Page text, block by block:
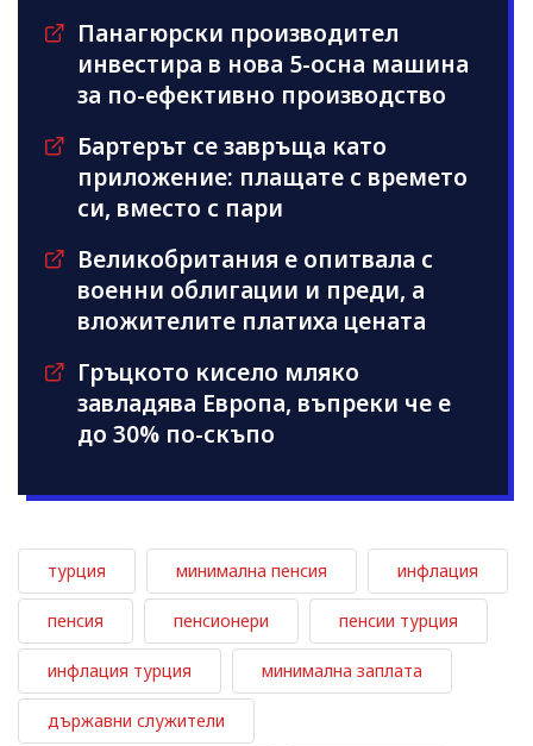
Панагюрски производител
инвестира в нова 5-осна машина
за по-ефективно производство
Бартерът се завръща като
приложение: плащате с времето
си, вместо с пари
Великобритания е опитвала с
военни облигации и преди, а
вложителите платиха цената
Гръцкото кисело мляко
завладява Европа, въпреки че е
до 30% по-скъпо
турция минимална пенсия инфлация
пенсия пенсионери пенсии турция
инфлация турция минимална заплата
държавни служители